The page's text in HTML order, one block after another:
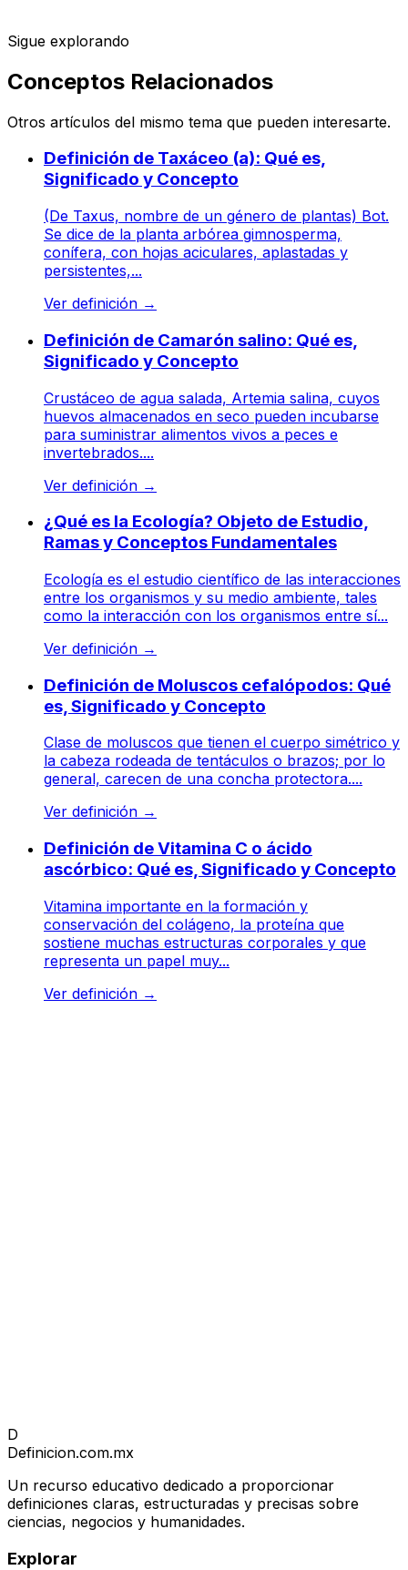
Sigue explorando
Conceptos Relacionados
Otros artículos del mismo tema que pueden interesarte.
Definición de Taxáceo (a): Qué es,
Significado y Concepto
(De Taxus, nombre de un género de plantas) Bot.
Se dice de la planta arbórea gimnosperma,
conífera, con hojas aciculares, aplastadas y
persistentes,...
Ver definición →
Definición de Camarón salino: Qué es,
Significado y Concepto
Crustáceo de agua salada, Artemia salina, cuyos
huevos almacenados en seco pueden incubarse
para suministrar alimentos vivos a peces e
invertebrados....
Ver definición →
¿Qué es la Ecología? Objeto de Estudio,
Ramas y Conceptos Fundamentales
Ecología es el estudio científico de las interacciones
entre los organismos y su medio ambiente, tales
como la interacción con los organismos entre sí...
Ver definición →
Definición de Moluscos cefalópodos: Qué
es, Significado y Concepto
Clase de moluscos que tienen el cuerpo simétrico y
la cabeza rodeada de tentáculos o brazos; por lo
general, carecen de una concha protectora....
Ver definición →
Definición de Vitamina C o ácido
ascórbico: Qué es, Significado y Concepto
Vitamina importante en la formación y
conservación del colágeno, la proteína que
sostiene muchas estructuras corporales y que
representa un papel muy...
Ver definición →
D
Definicion.com.mx
Un recurso educativo dedicado a proporcionar
definiciones claras, estructuradas y precisas sobre
ciencias, negocios y humanidades.
Explorar